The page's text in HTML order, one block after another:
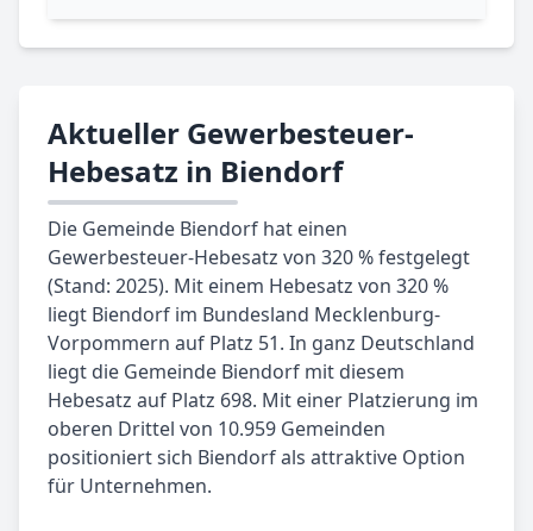
Aktueller Gewerbesteuer-
Hebesatz in Biendorf
Die Gemeinde Biendorf hat einen
Gewerbesteuer-Hebesatz von 320 % festgelegt
(Stand: 2025). Mit einem Hebesatz von 320 %
liegt Biendorf im Bundesland Mecklenburg-
Vorpommern auf Platz 51. In ganz Deutschland
liegt die Gemeinde Biendorf mit diesem
Hebesatz auf Platz 698. Mit einer Platzierung im
oberen Drittel von 10.959 Gemeinden
positioniert sich Biendorf als attraktive Option
für Unternehmen.